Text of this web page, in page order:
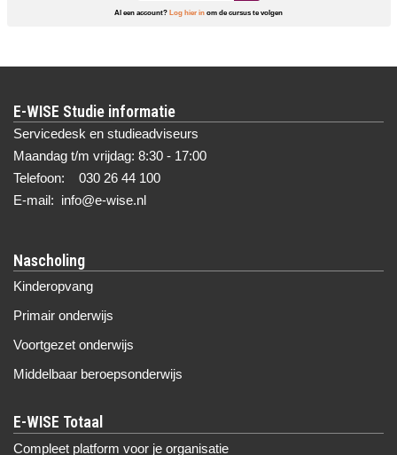
Al een account? Log hier in om de cursus te volgen
E-WISE Studie informatie
Servicedesk en studieadviseurs
Maandag t/m vrijdag: 8:30 - 17:00
Telefoon: 030 26 44 100
E-mail: info@e-wise.nl
Nascholing
Kinderopvang
Primair onderwijs
Voortgezet onderwijs
Middelbaar beroepsonderwijs
Compleet platform voor je organisatie